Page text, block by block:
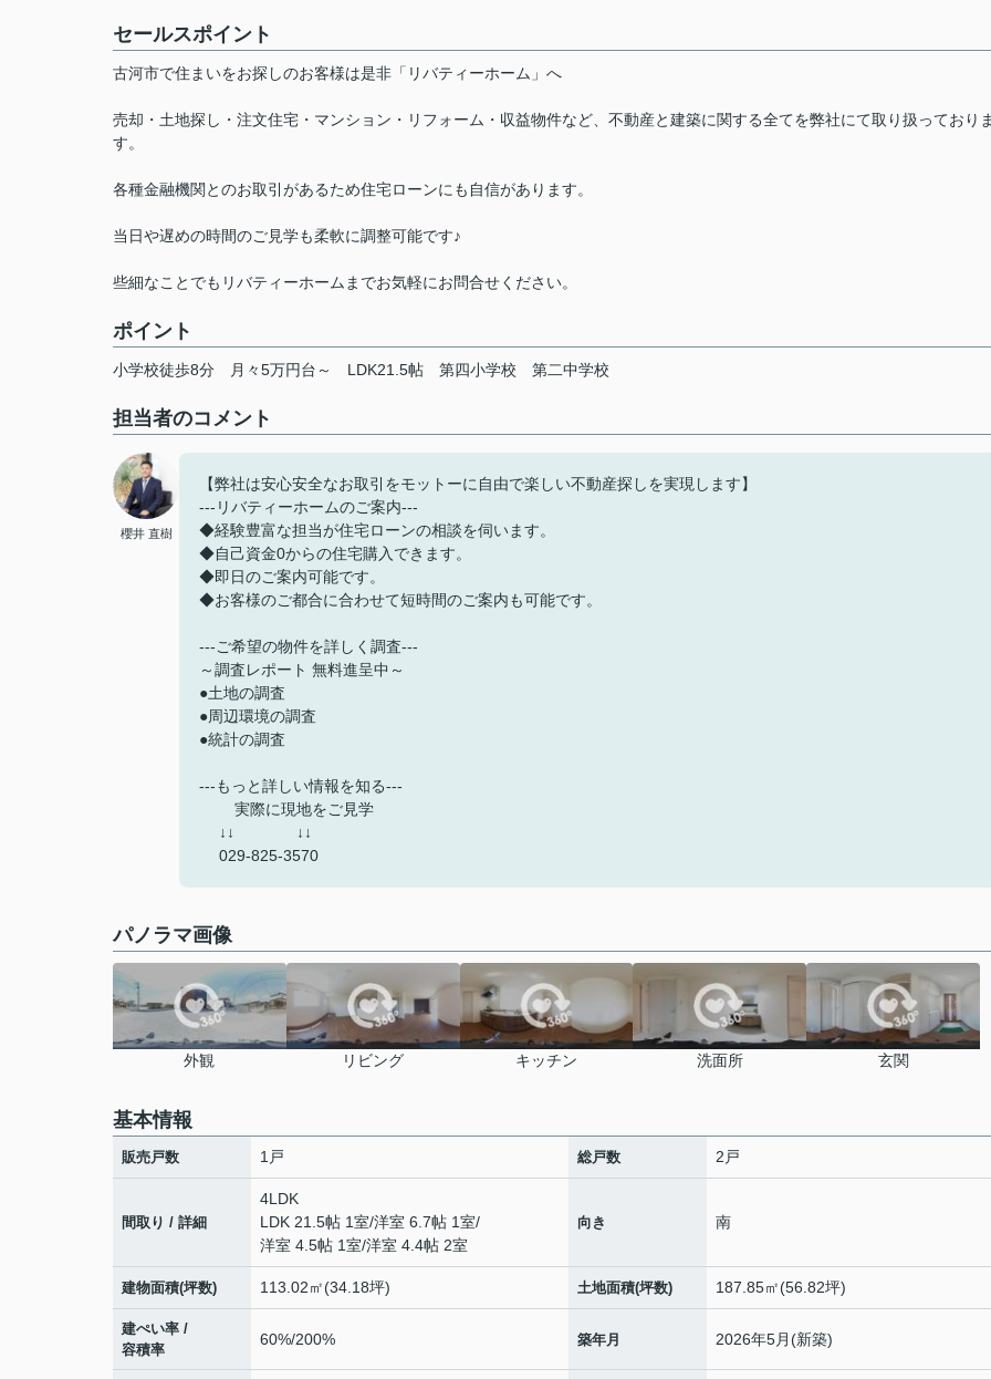
セールスポイント
古河市で住まいをお探しのお客様は是非「リバティーホーム」へ
売却・土地探し・注文住宅・マンション・リフォーム・収益物件など、不動産と建築に関する全てを弊社にて取り扱っており
す。
各種金融機関とのお取引があるため住宅ローンにも自信があります。
当日や遅めの時間のご見学も柔軟に調整可能です♪
些細なことでもリバティーホームまでお気軽にお問合せください。
ポイント
小学校徒歩8分 月々5万円台～ LDK21.5帖 第四小学校 第二中学校
担当者のコメント
櫻井 直樹
【弊社は安心安全なお取引をモットーに自由で楽しい不動産探しを実現します】
---リバティーホームのご案内---
◆経験豊富な担当が住宅ローンの相談を伺います。
◆自己資金0からの住宅購入できます。
◆即日のご案内可能です。
◆お客様のご都合に合わせて短時間のご案内も可能です。
---ご希望の物件を詳しく調査---
～調査レポート 無料進呈中～
●土地の調査
●周辺環境の調査
●統計の調査
---もっと詳しい情報を知る---
実際に現地をご見学
↓↓ ↓↓
029-825-3570
パノラマ画像
外観 リビング キッチン 洗面所 玄関
基本情報
販売戸数 1戸 総戸数 2戸
間取り / 詳細
4LDK
LDK 21.5帖 1室/洋室 6.7帖 1室/
洋室 4.5帖 1室/洋室 4.4帖 2室
向き 南
建物面積(坪数) 113.02㎡(34.18坪) 土地面積(坪数) 187.85㎡(56.82坪)
建ぺい率 /
容積率
60%/200% 築年月 2026年5月(新築)